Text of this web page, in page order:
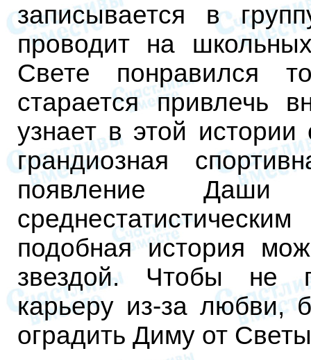
записывается в
проводит на
Свете понравился
старается привлечь
узнает в этой
грандиозная
появление Даши
подобная история
звездой. Чтобы не
карьеру из-за любви,
оградить Диму от